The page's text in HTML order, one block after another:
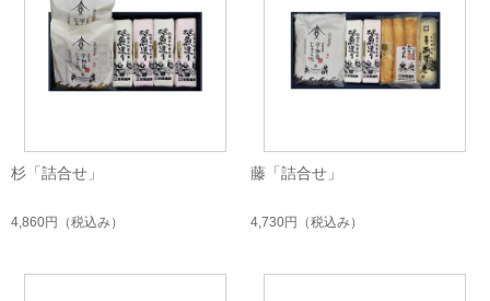
杉「詰合せ」
4,860円 （税込み）
藤「詰合せ」
4,730円 （税込み）